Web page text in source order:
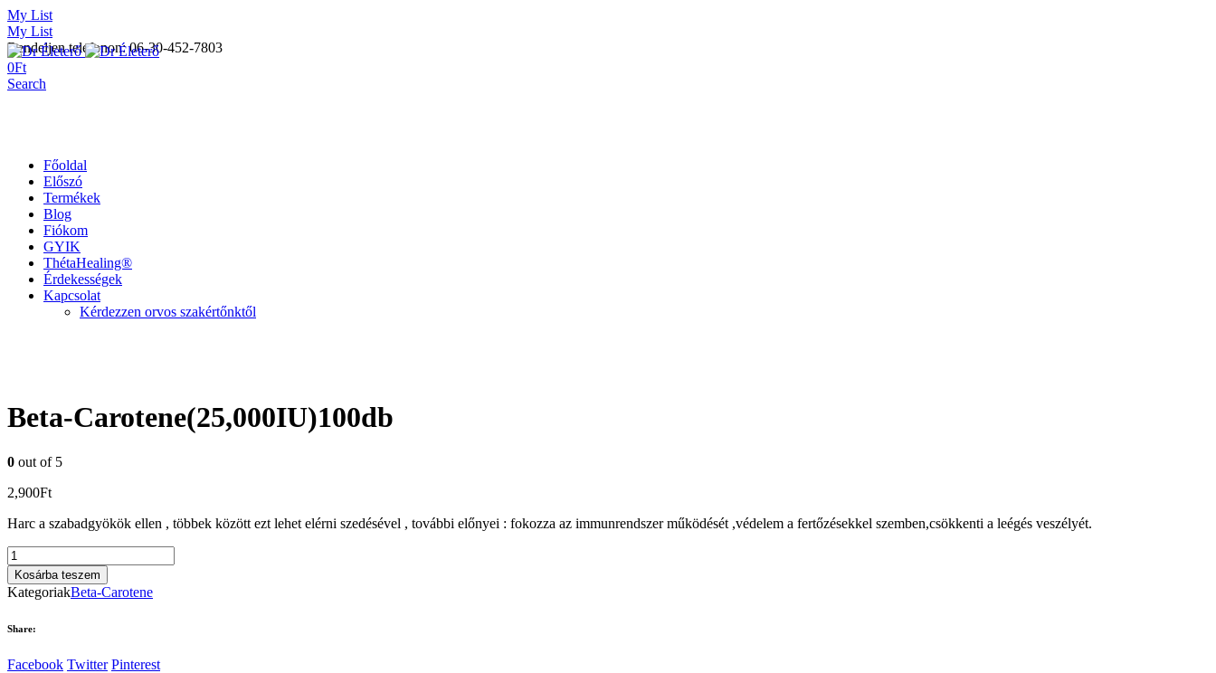
My List
My List
Rendeljen telefonon: 06-30-452-7803
0Ft
Search
Főoldal
Előszó
Termékek
Blog
Fiókom
GYIK
ThétaHealing®
Érdekességek
Kapcsolat
Kérdezzen orvos szakértőnktől
Beta-Carotene(25,000IU)100db
0 out of 5
2,900Ft
Harc a szabadgyökök ellen , többek között ezt lehet elérni szedésével , további előnyei : fokozza az immunrendszer működését ,védelem a fertőzésekkel szemben,csökkenti a leégés veszélyét.
Beta-
Carotene(25,000IU)100db
mennyiség
Kosárba teszem
KategoriakBeta-Carotene
Share:
Facebook Twitter Pinterest